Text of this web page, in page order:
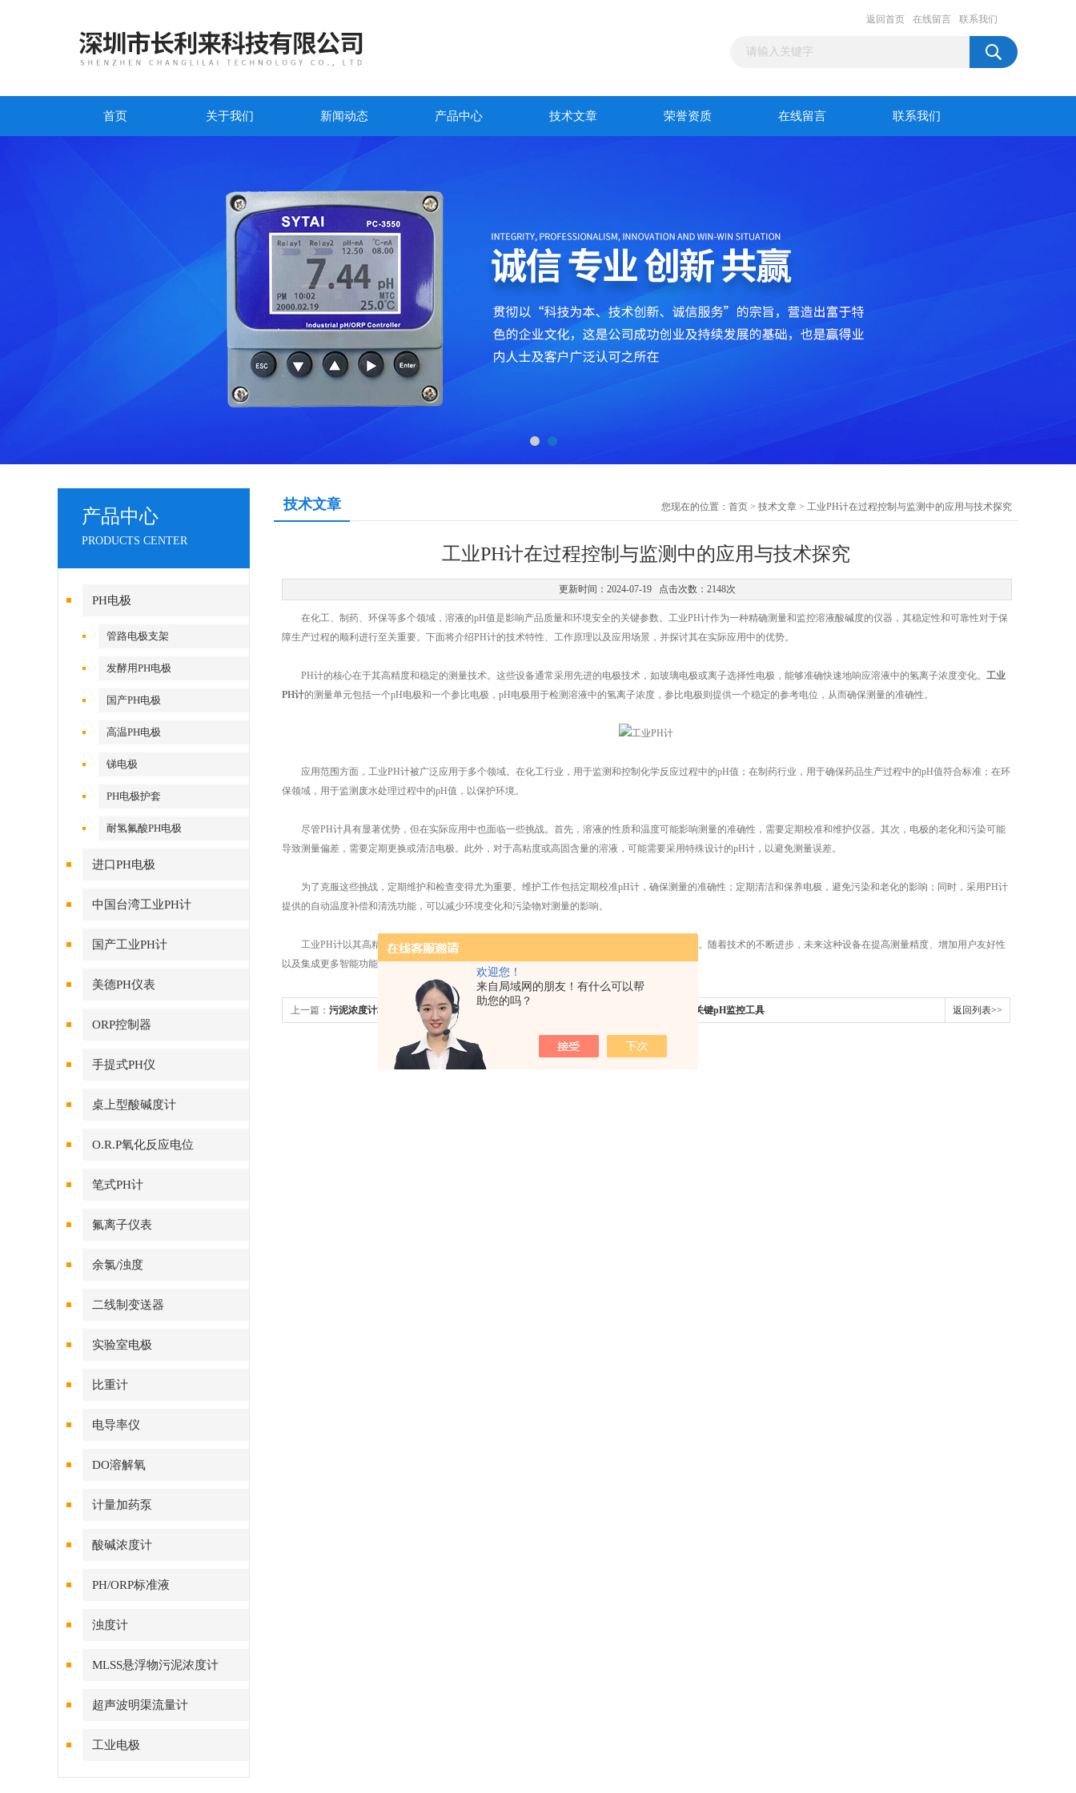
欢迎您！
来自局域网的朋友！有什么可以帮
助您的吗？
返回首页 在线留言 联系我们
首页 关于我们 新闻动态 产品中心 技术文章 荣誉资质 在线留言 联系我们
产品中心
PRODUCTS CENTER
PH电极
管路电极支架
发酵用PH电极
国产PH电极
高温PH电极
锑电极
PH电极护套
耐氢氟酸PH电极
进口PH电极
中国台湾工业PH计
国产工业PH计
美德PH仪表
ORP控制器
手提式PH仪
桌上型酸碱度计
O.R.P氧化反应电位
笔式PH计
氟离子仪表
余氯/浊度
二线制变送器
实验室电极
比重计
电导率仪
DO溶解氧
计量加药泵
酸碱浓度计
PH/ORP标准液
浊度计
MLSS悬浮物污泥浓度计
超声波明渠流量计
工业电极
技术文章 您现在的位置： 首页 > 技术文章 > 工业PH计在过程控制与监测中的应用与技术探究
工业PH计在过程控制与监测中的应用与技术探究
更新时间：2024-07-19 点击次数：2148次
在化工、制药、环保等多个领域，溶液的pH值是影响产品质量和环境安全的关键参数。工业PH计作为一种精确测量和监控溶液酸碱度的仪器，其稳定性和可靠性对于保
障生产过程的顺利进行至关重要。下面将介绍PH计的技术特性、工作原理以及应用场景，并探讨其在实际应用中的优势。
PH计的核心在于其高精度和稳定的测量技术。这些设备通常采用先进的电极技术，如玻璃电极或离子选择性电极，能够准确快速地响应溶液中的氢离子浓度变化。 工业
PH计的测量单元包括一个pH电极和一个参比电极，pH电极用于检测溶液中的氢离子浓度，参比电极则提供一个稳定的参考电位，从而确保测量的准确性。
应用范围方面，工业PH计被广泛应用于多个领域。在化工行业，用于监测和控制化学反应过程中的pH值；在制药行业，用于确保药品生产过程中的pH值符合标准；在环
保领域，用于监测废水处理过程中的pH值，以保护环境。
尽管PH计具有显著优势，但在实际应用中也面临一些挑战。首先，溶液的性质和温度可能影响测量的准确性，需要定期校准和维护仪器。其次，电极的老化和污染可能
导致测量偏差，需要定期更换或清洁电极。此外，对于高粘度或高固含量的溶液，可能需要采用特殊设计的pH计，以避免测量误差。
为了克服这些挑战，定期维护和检查变得尤为重要。维护工作包括定期校准pH计，确保测量的准确性；定期清洁和保养电极，避免污染和老化的影响；同时，采用PH计
提供的自动温度补偿和清洗功能，可以减少环境变化和污染物对测量的影响。
工业PH计以其高精度的测量能力和广泛的应用场景，在过程控制与监测领域中发挥着重要作用。随着技术的不断进步，未来这种设备在提高测量精度、增加用户友好性
以及集成更多智能功能方面将迎来更多的创新，为各种应用场景提供更加*的支持。
上一篇： 污泥浓度计校准方法及注意事项 工业PH计：工业生产中的关键pH监控工具 返回列表>>